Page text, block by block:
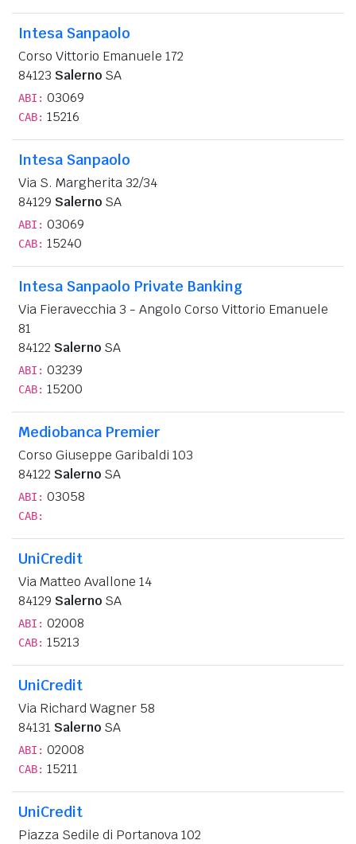
Intesa Sanpaolo
Corso Vittorio Emanuele 172
84123 Salerno SA
ABI: 03069
CAB: 15216
Intesa Sanpaolo
Via S. Margherita 32/34
84129 Salerno SA
ABI: 03069
CAB: 15240
Intesa Sanpaolo Private Banking
Via Fieravecchia 3 - Angolo Corso Vittorio Emanuele
81
84122 Salerno SA
ABI: 03239
CAB: 15200
Mediobanca Premier
Corso Giuseppe Garibaldi 103
84122 Salerno SA
ABI: 03058
CAB:
UniCredit
Via Matteo Avallone 14
84129 Salerno SA
ABI: 02008
CAB: 15213
UniCredit
Via Richard Wagner 58
84131 Salerno SA
ABI: 02008
CAB: 15211
UniCredit
Piazza Sedile di Portanova 102